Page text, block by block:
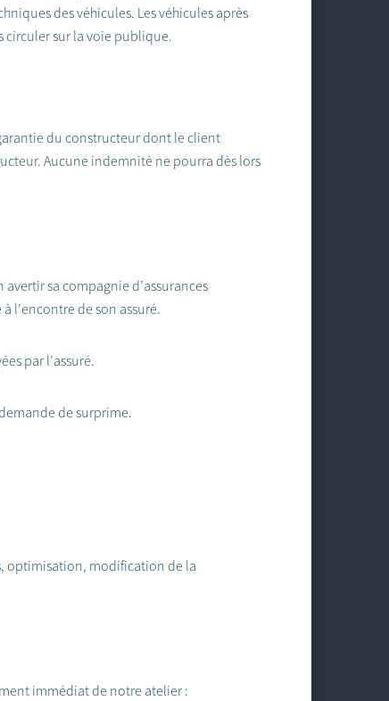
des véhicules. Les véhicules après
sur la voie publique.
du constructeur dont le client
Aucune indemnité ne pourra dès lors
sa compagnie d’assurances
l’encontre de son assuré.
par l’assuré.
de surprime.
optimisation, modification de la
immédiat de notre atelier :